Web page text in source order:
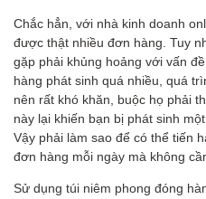
Chắc hẳn, với nhà kinh doanh
được thật nhiều đơn hàng. Tuy
gặp phải khủng hoảng với vấn
hàng phát sinh quá nhiều, quá
nên rất khó khăn, buộc họ phải
này lại khiến bạn bị phát sinh
Vậy phải làm sao để có thể tiến
đơn hàng mỗi ngày mà không
Sử dụng túi niêm phong đóng